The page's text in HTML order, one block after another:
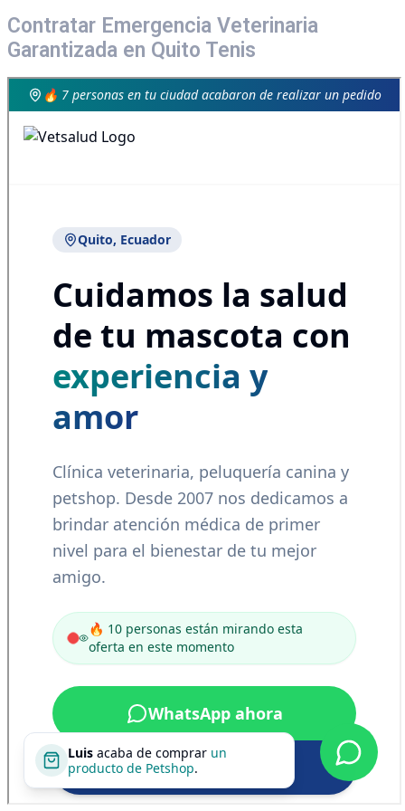
Contratar Emergencia Veterinaria
Garantizada en Quito Tenis